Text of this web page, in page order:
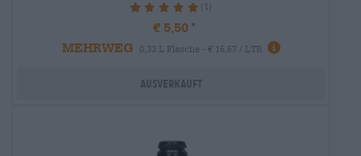
100% (1)
€ 5,50
MEHRWEG
0,33 L Flasche - € 16,67 / LTR
Ausverkauft